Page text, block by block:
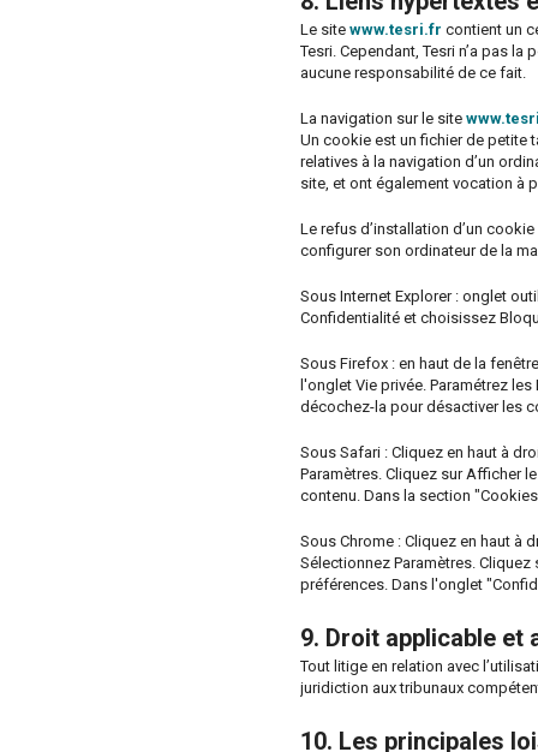
Le site www.tesri.fr contient un
Tesri. Cependant, Tesri n’a pas
aucune responsabilité de ce fait.
La navigation sur le site
Un cookie est un fichier de petite
relatives à la navigation d’un
site, et ont également vocation à
Le refus d’installation d’un
configurer son ordinateur de la
Sous Internet Explorer : onglet
Confidentialité et choisissez
Sous Firefox : en haut de la
l'onglet Vie privée. Paramétrez
décochez-la pour désactiver les
Sous Safari : Cliquez en haut à
Paramètres. Cliquez sur Afficher
contenu. Dans la section
Sous Chrome : Cliquez en haut à
Sélectionnez Paramètres.
préférences. Dans l'onglet
9. Droit applicable
Tout litige en relation avec
juridiction aux tribunaux
10. Les principales